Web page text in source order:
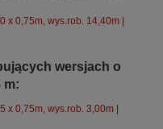
x 0,75m, wys.rob. 14,40m |
wersjach o
m:
x 0,75m, wys.rob. 3,00m |